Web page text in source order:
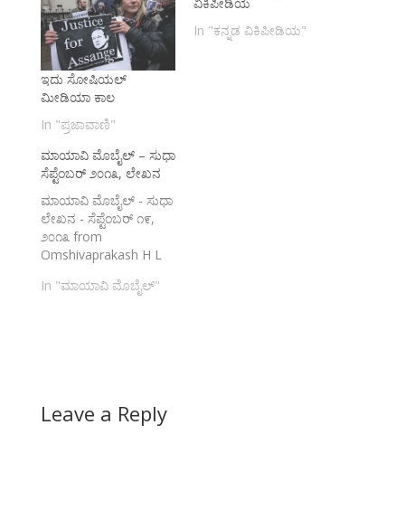
ಇದು ಸೋಷಿಯಲ್
ಮೀಡಿಯಾ ಕಾಲ
In "ಪ್ರಜಾವಾಣಿ"
In "ಕನ್ನಡ ವಿಕಿಪೀಡಿಯ"
ಮಾಯಾವಿ ಮೊಬೈಲ್ – ಸುಧಾ
ಸೆಪ್ಟೆಂಬರ್ ೨೦೧೩, ಲೇಖನ
ಮಾಯಾವಿ ಮೊಬೈಲ್ - ಸುಧಾ
ಲೇಖನ - ಸೆಪ್ಟೆಂಬರ್ ೧೯,
೨೦೧೩ from
Omshivaprakash H L
In "ಮಾಯಾವಿ ಮೊಬೈಲ್"
Leave a Reply